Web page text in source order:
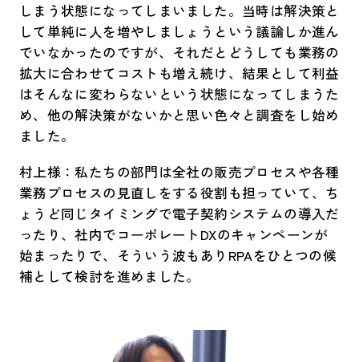
しまう状態になってしまいました。当時は解決策と
して単純に人を増やしましょうという議論しか進ん
でいなかったのですが、それだとどうしても業務の
拡大に合わせてコストも増え続け、結果として利益
はそんなに変わらないという状態になってしまうた
め、他の解決策がないかと思い色々と調査をし始め
ました。
村上様：私たちの部門は全社の販売プロセスや各種
業務プロセスの見直しをする役割も担っていて、ち
ょうど同じタイミングで電子契約システムの導入だ
ったり、社内でコーポレートDXのキャンペーンが
始まったりで、そういう波もありRPAをひとつの候
補として検討を進めました。